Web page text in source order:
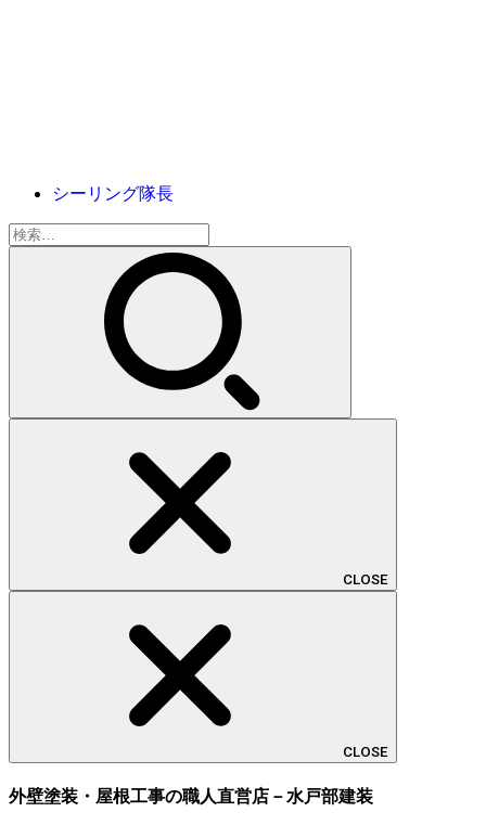
シーリング隊長
検
索:
CLOSE
CLOSE
外壁塗装・屋根工事の職人直営店－水戸部建装